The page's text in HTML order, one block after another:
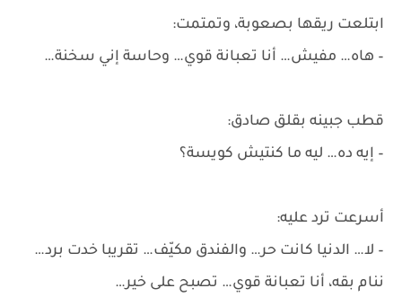
ابتلعت ريقها بصعوبة، وتمتمت:
– هاه… مفيش… أنا تعبانة قوي… وحاسة إني سخنة…
قطب جبينه بقلق صادق:
– إيه ده… ليه ما كنتيش كويسة؟
أسرعت ترد عليه:
– لا… الدنيا كانت حر… والفندق مكيّف… تقريبا خدت برد…
ننام بقه، أنا تعبانة قوي… تصبح على خير…